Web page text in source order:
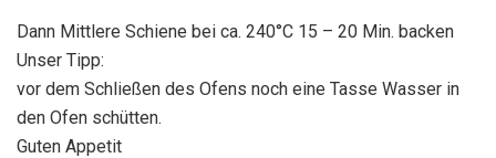
Dann Mittlere Schiene bei ca. 240°C 15 – 20 Min. backen
Unser Tipp:
vor dem Schließen des Ofens noch eine Tasse Wasser in
den Ofen schütten.
Guten Appetit